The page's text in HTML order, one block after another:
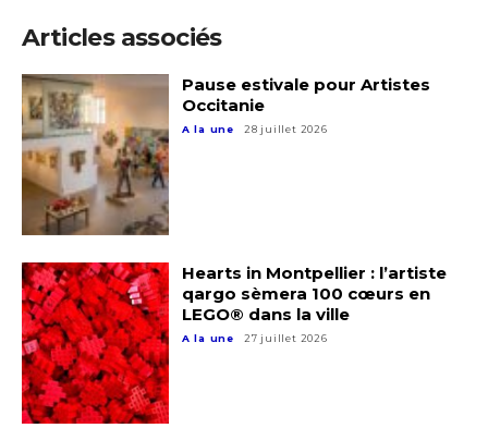
Adresse email*
Nom
Prénom
Articles associés
Pause estivale pour Artistes
Occitanie
A la une 28 juillet 2026
Hearts in Montpellier : l’artiste
qargo sèmera 100 cœurs en
LEGO® dans la ville
A la une 27 juillet 2026